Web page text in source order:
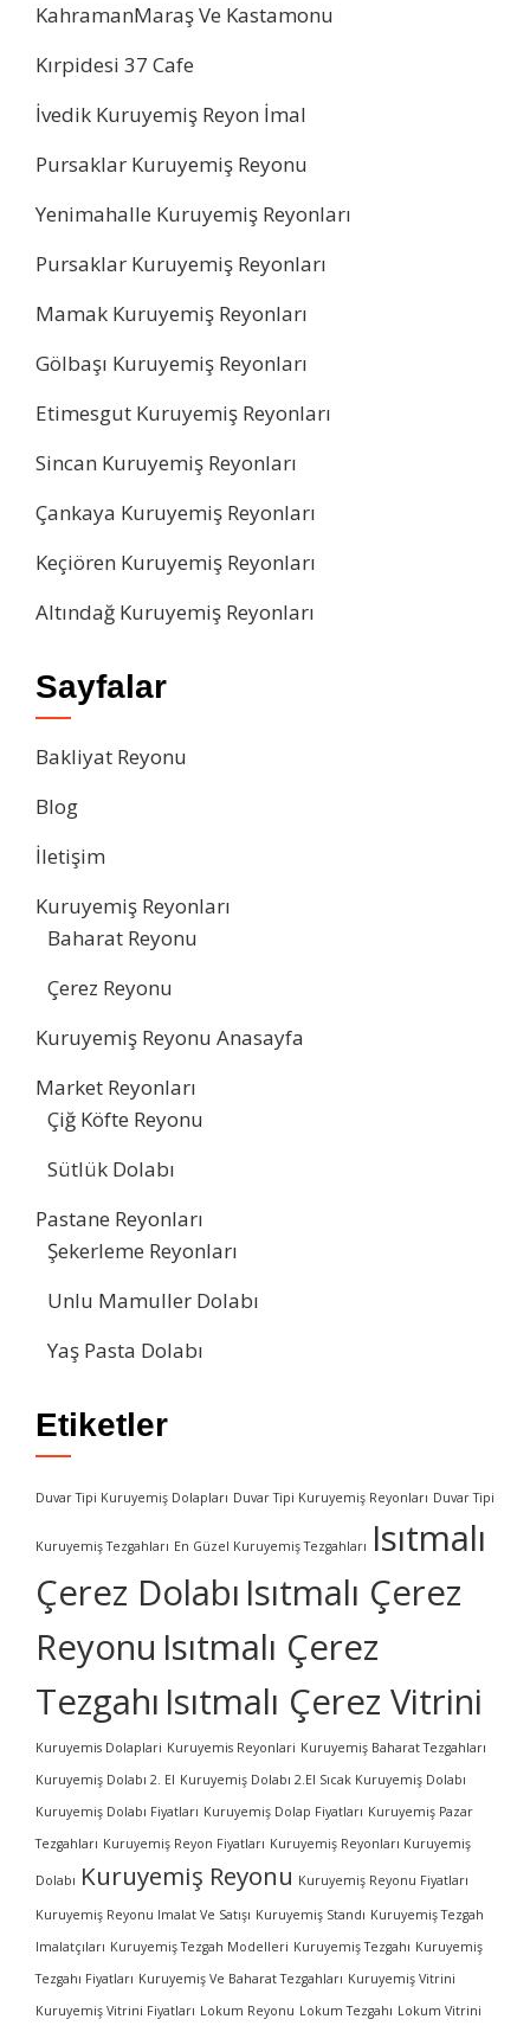
KahramanMaraş Ve Kastamonu
Kırpidesi 37 Cafe
İvedik Kuruyemiş Reyon İmal
Pursaklar Kuruyemiş Reyonu
Yenimahalle Kuruyemiş Reyonları
Pursaklar Kuruyemiş Reyonları
Mamak Kuruyemiş Reyonları
Gölbaşı Kuruyemiş Reyonları
Etimesgut Kuruyemiş Reyonları
Sincan Kuruyemiş Reyonları
Çankaya Kuruyemiş Reyonları
Keçiören Kuruyemiş Reyonları
Altındağ Kuruyemiş Reyonları
Sayfalar
Bakliyat Reyonu
Blog
İletişim
Kuruyemiş Reyonları
Baharat Reyonu
Çerez Reyonu
Kuruyemiş Reyonu Anasayfa
Market Reyonları
Çiğ Köfte Reyonu
Sütlük Dolabı
Pastane Reyonları
Şekerleme Reyonları
Unlu Mamuller Dolabı
Yaş Pasta Dolabı
Etiketler
Duvar Tipi Kuruyemiş Dolapları Duvar Tipi Kuruyemiş Reyonları Duvar Tipi
Kuruyemiş Tezgahları En Güzel Kuruyemiş Tezgahları Isıtmalı
Çerez Dolabı Isıtmalı Çerez
Reyonu Isıtmalı Çerez
Tezgahı Isıtmalı Çerez Vitrini
Kuruyemis Dolaplari Kuruyemis Reyonlari Kuruyemiş Baharat Tezgahları
Kuruyemiş Dolabı 2. El Kuruyemiş Dolabı 2.El Sıcak Kuruyemiş Dolabı
Kuruyemiş Dolabı Fiyatları Kuruyemiş Dolap Fiyatları Kuruyemiş Pazar
Tezgahları Kuruyemiş Reyon Fiyatları Kuruyemiş Reyonları Kuruyemiş
Dolabı Kuruyemiş Reyonu Kuruyemiş Reyonu Fiyatları
Kuruyemiş Reyonu Imalat Ve Satışı Kuruyemiş Standı Kuruyemiş Tezgah
Imalatçıları Kuruyemiş Tezgah Modelleri Kuruyemiş Tezgahı Kuruyemiş
Tezgahı Fiyatları Kuruyemiş Ve Baharat Tezgahları Kuruyemiş Vitrini
Kuruyemiş Vitrini Fiyatları Lokum Reyonu Lokum Tezgahı Lokum Vitrini